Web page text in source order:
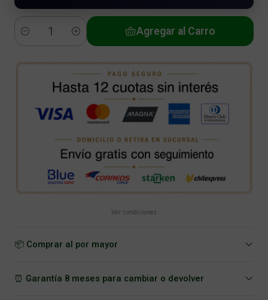
Cantidad
Agregar al Carro
Ver condiciones
📦 Comprar al por mayor
⏰ Garantía 8 meses para cambiar o devolver